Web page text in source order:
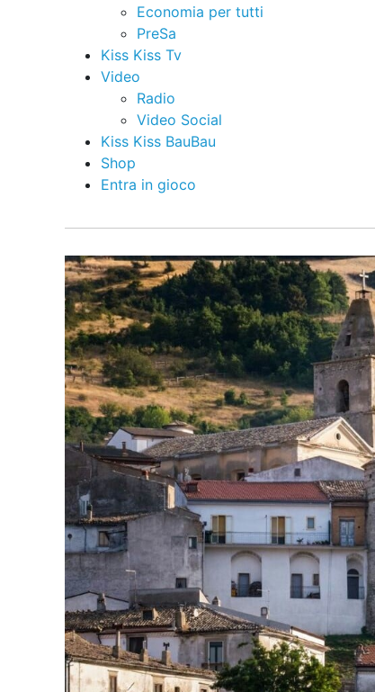
Economia per tutti
PreSa
Kiss Kiss Tv
Video
Radio
Video Social
Kiss Kiss BauBau
Shop
Entra in gioco